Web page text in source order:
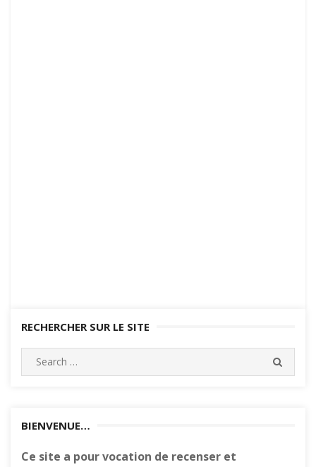
RECHERCHER SUR LE SITE
BIENVENUE…
Ce site a pour vocation de recenser et